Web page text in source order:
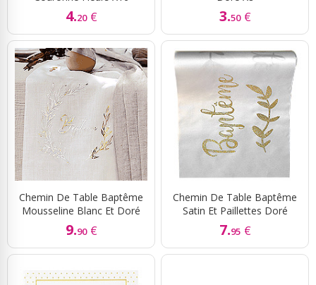
4.20 € 3.50 €
Chemin De Table Baptême
Mousseline Blanc Et Doré
9.90 €
Chemin De Table Baptême
Satin Et Paillettes Doré
7.95 €